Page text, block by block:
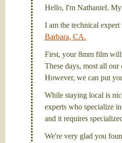
Hello, I'm Nathaniel.
I am the technical
Barbara, CA.
First, your 8mm film
These days, most all
However, we can put
While staying local is
experts who specialize
and it requires
We're very glad you